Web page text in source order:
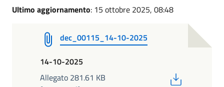
Ultimo aggiornamento: 15 ottobre 2025, 08:48
dec_00115_14-10-2025
14-10-2025
Allegato 281.61 KB